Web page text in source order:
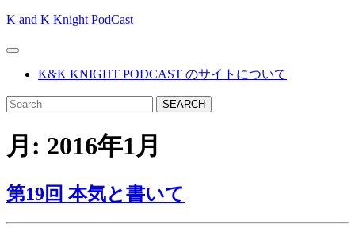
Skip
content
K and K Knight PodCast
Open
ButtonK&K KNIGHT PODCAST のサイトについて
CLOSE
BUTTON
Search
for:
月: 2016年1月
第19回 本気と書いて